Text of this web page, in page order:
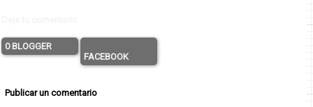
0 BLOGGER
FACEBOOK
Publicar un comentario